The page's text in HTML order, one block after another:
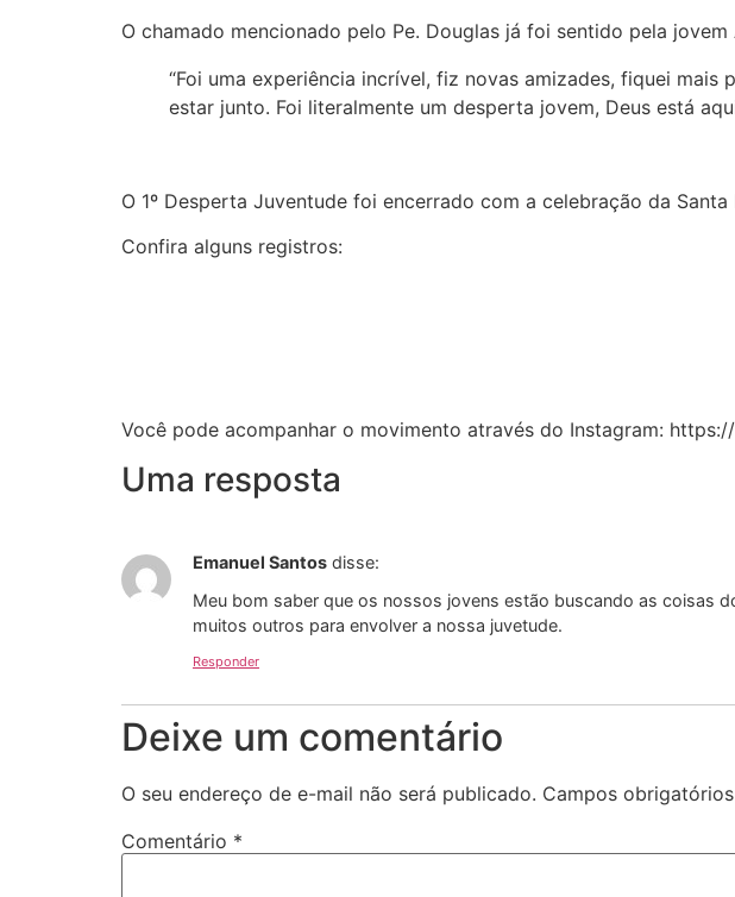
O chamado mencionado pelo Pe. Douglas já foi sentido pela jovem
“Foi uma experiência incrível, fiz novas amizades, fiquei
estar junto. Foi literalmente um desperta jovem, Deus está
O 1º Desperta Juventude foi encerrado com a celebração da
Confira alguns registros:
Você pode acompanhar o movimento através do Instagram:
Uma resposta
Emanuel Santos disse:
Meu bom saber que os nossos jovens estão buscando as coisas
muitos outros para envolver a nossa juvetude.
Responder
Deixe um comentário
O seu endereço de e-mail não será publicado. Campos
Comentário *